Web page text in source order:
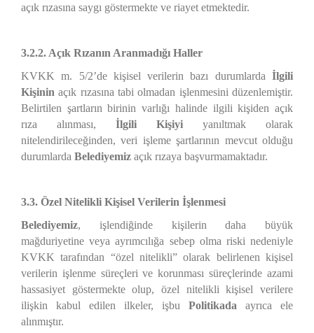
açık rızasına saygı göstermekte ve riayet etmektedir.
3.2.2. Açık Rızanın Aranmadığı Haller
KVKK m. 5/2’de kişisel verilerin bazı durumlarda İlgili
Kişinin açık rızasına tabi olmadan işlenmesini düzenlemiştir.
Belirtilen şartların birinin varlığı halinde ilgili kişiden açık
rıza alınması, İlgili Kişiyi yanıltmak olarak
nitelendirileceğinden, veri işleme şartlarının mevcut olduğu
durumlarda Belediyemiz açık rızaya başvurmamaktadır.
3.3. Özel Nitelikli Kişisel Verilerin İşlenmesi
Belediyemiz, işlendiğinde kişilerin daha büyük
mağduriyetine veya ayrımcılığa sebep olma riski nedeniyle
KVKK tarafından “özel nitelikli” olarak belirlenen kişisel
verilerin işlenme süreçleri ve korunması süreçlerinde azami
hassasiyet göstermekte olup, özel nitelikli kişisel verilere
ilişkin kabul edilen ilkeler, işbu Politikada ayrıca ele
alınmıştır.